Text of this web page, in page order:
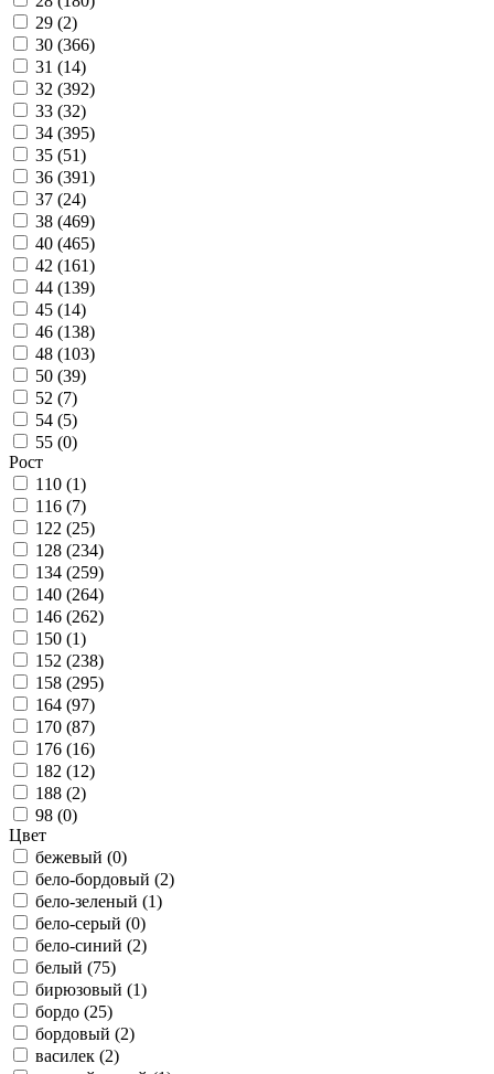
29 (2)
30 (366)
31 (14)
32 (392)
33 (32)
34 (395)
35 (51)
36 (391)
37 (24)
38 (469)
40 (465)
42 (161)
44 (139)
45 (14)
46 (138)
48 (103)
50 (39)
52 (7)
54 (5)
55 (0)
Рост
110 (1)
116 (7)
122 (25)
128 (234)
134 (259)
140 (264)
146 (262)
150 (1)
152 (238)
158 (295)
164 (97)
170 (87)
176 (16)
182 (12)
188 (2)
98 (0)
Цвет
бежевый (0)
бело-бордовый (2)
бело-зеленый (1)
бело-серый (0)
бело-синий (2)
белый (75)
бирюзовый (1)
бордо (25)
бордовый (2)
василек (2)